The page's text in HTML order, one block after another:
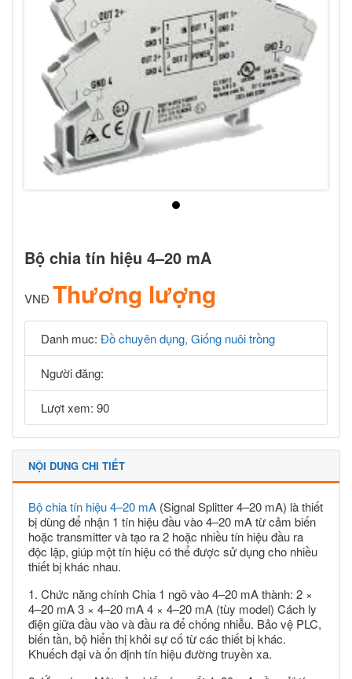
Bộ chia tín hiệu 4–20 mA
VNĐ Thương lượng
Danh muc: Đồ chuyên dụng, Giống nuôi trồng
Người đăng:
Lượt xem: 90
NỘI DUNG CHI TIẾT
Bộ chia tín hiệu 4–20 mA (Signal Splitter 4–20 mA) là thiết
bị dùng để nhận 1 tín hiệu đầu vào 4–20 mA từ cảm biến
hoặc transmitter và tạo ra 2 hoặc nhiều tín hiệu đầu ra
độc lập, giúp một tín hiệu có thể được sử dụng cho nhiều
thiết bị khác nhau.
1. Chức năng chính Chia 1 ngõ vào 4–20 mA thành: 2 ×
4–20 mA 3 × 4–20 mA 4 × 4–20 mA (tùy model) Cách ly
điện giữa đầu vào và đầu ra để chống nhiễu. Bảo vệ PLC,
biến tần, bộ hiển thị khỏi sự cố từ các thiết bị khác.
Khuếch đại và ổn định tín hiệu đường truyền xa.